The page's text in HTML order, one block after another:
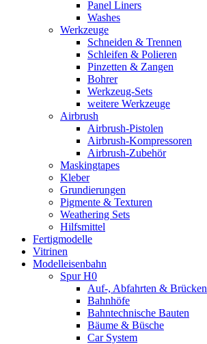
Panel Liners
Washes
Werkzeuge
Schneiden & Trennen
Schleifen & Polieren
Pinzetten & Zangen
Bohrer
Werkzeug-Sets
weitere Werkzeuge
Airbrush
Airbrush-Pistolen
Airbrush-Kompressoren
Airbrush-Zubehör
Maskingtapes
Kleber
Grundierungen
Pigmente & Texturen
Weathering Sets
Hilfsmittel
Fertigmodelle
Vitrinen
Modelleisenbahn
Spur H0
Auf-, Abfahrten & Brücken
Bahnhöfe
Bahntechnische Bauten
Bäume & Büsche
Car System